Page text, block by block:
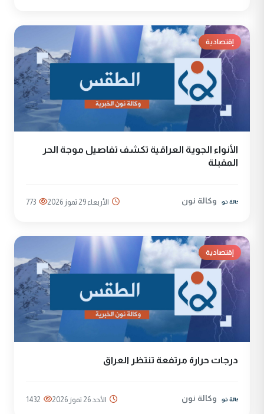
إقتصادية
الأنواء الجوية العراقية تكشف تفاصيل موجة الحر
المقبلة
وكالة نون الأربعاء 29 تموز 2026 773
إقتصادية
درجات حرارة مرتفعة تنتظر العراق
وكالة نون الأحد 26 تموز 2026 1432